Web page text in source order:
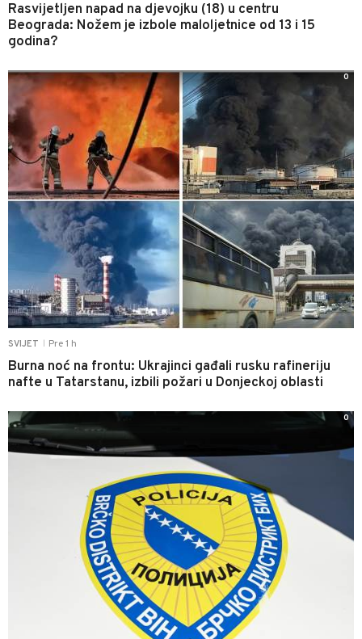
Rasvijetljen napad na djevojku (18) u centru
Beograda: Nožem je izbole maloljetnice od 13 i 15
godina?
SVIJET Pre 1 h
Burna noć na frontu: Ukrajinci gađali rusku rafineriju
nafte u Tatarstanu, izbili požari u Donjeckoj oblasti
0
0